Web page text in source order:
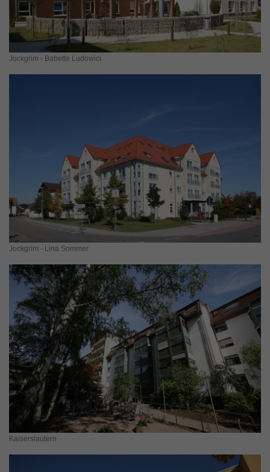
Jockgrim - Babette Ludowici
Jockgrim - Lina Sommer
Kaiserslautern